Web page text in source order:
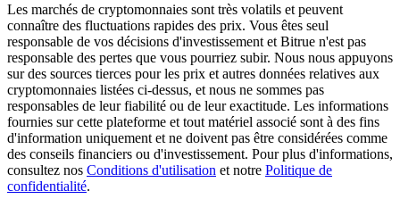
Guide
Guide de démarrage des contrats à terme
Les marchés de cryptomonnaies sont très volatils et peuvent
connaître des fluctuations rapides des prix. Vous êtes seul
responsable de vos décisions d'investissement et Bitrue n'est pas
responsable des pertes que vous pourriez subir. Nous nous appuyons
sur des sources tierces pour les prix et autres données relatives aux
cryptomonnaies listées ci-dessus, et nous ne sommes pas
responsables de leur fiabilité ou de leur exactitude. Les informations
fournies sur cette plateforme et tout matériel associé sont à des fins
d'information uniquement et ne doivent pas être considérées comme
des conseils financiers ou d'investissement. Pour plus d'informations,
consultez nos Conditions d'utilisation et notre Politique de
confidentialité.